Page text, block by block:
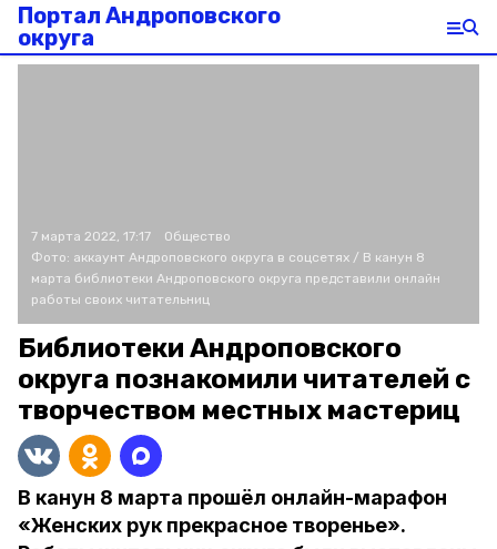
Портал Андроповского
округа
7 марта 2022, 17:17
Общество
Фото: аккаунт Андроповского округа в соцсетях / В канун 8
марта библиотеки Андроповского округа представили онлайн
работы своих читательниц
Библиотеки Андроповского
округа познакомили читателей с
творчеством местных мастериц
В канун 8 марта прошёл онлайн-марафон
«Женских рук прекрасное творенье».